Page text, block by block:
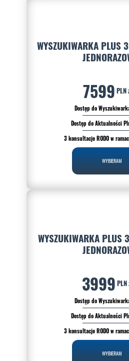
WYSZUKIWARKA PLUS
7599 PLN
Dostęp do
Dostęp do Aktualności
3 konsultacje RODO w
WYBIERAM
WYSZUKIWARKA PLUS
3999 PLN
Dostęp do
Dostęp do Aktualności
3 konsultacje RODO w
WYBIERAM